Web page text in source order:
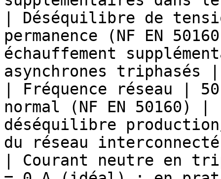
| Déséquilibre de
permanence (NF EN
échauffement
asynchrones triphasés |
| Fréquence réseau |
normal (NF EN 50160)
déséquilibre
du réseau
| Courant neutre en